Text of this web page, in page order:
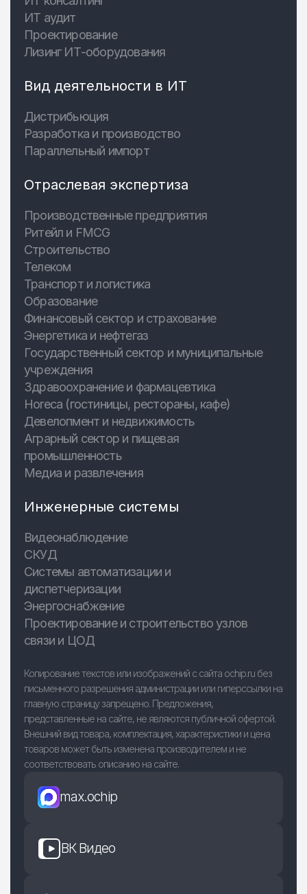
ИТ аудит
Проектирование
Лизинг ИТ-оборудования
Вид деятельности в ИТ
Дистрибьюция
Разработка и производство
Параллельный импорт
Отраслевая экспертиза
Производственные предприятия
Ритейл и FMCG
Строительство
Телеком
Транспорт и логистика
Образование
Финансовый сектор и страхование
Энергетика и нефтегаз
Государственный сектор и муниципальные
учреждения
Здравоохранение и фармацевтика
Horeca (гостиницы, рестораны, кафе)
Девелопмент и недвижимость
Аграрный сектор и пищевая
промышленность
Медиа и развлечения
Инженерные системы
Видеонаблюдение
СКУД
Системы автоматизации и
диспетчеризации
Энергоснабжение
Проектирование и строительство узлов
связи и ЦОД
Копирование текстов или изображений с сайта ochip.ru без
письменного разрешения администрации или гиперссылки на
главную страницу запрещено. Предложения,
представленные на сайте, не являются публичной офертой.
Внешний вид товара, комплектация, характеристики и цена
товаров может быть изменена производителем и не
соответствовать описанию на сайте.
max.ochip
ВК Видео